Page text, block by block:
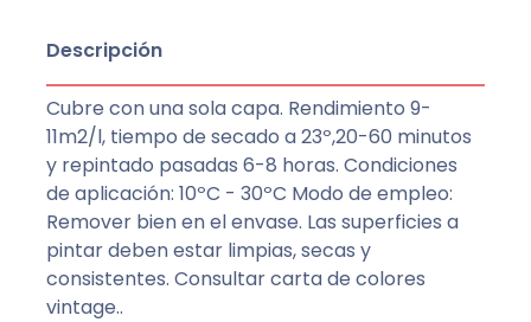
Descripción
Cubre con una sola capa. Rendimiento 9-
11m2/l, tiempo de secado a 23º,20-60 minutos
y repintado pasadas 6-8 horas. Condiciones
de aplicación: 10ºC - 30ºC Modo de empleo:
Remover bien en el envase. Las superficies a
pintar deben estar limpias, secas y
consistentes. Consultar carta de colores
vintage..